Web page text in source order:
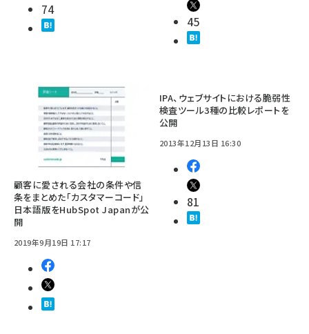
74
45
顧客に愛される会社の条件や信
条をまとめた「カスタマーコード」
日本語版をHubSpot Japanが公
開
2019年9月19日 17:17
IPA、ウェブサイトにおける脆弱性
検査ツール3種の比較レポートを
公開
2013年12月13日 16:30
81